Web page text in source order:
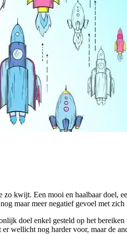
kwijt. Een mooi en haalbaar doel,
maar meer negatief gevoel met
doel enkel gesteld op het
wellicht nog harder voor, maar de